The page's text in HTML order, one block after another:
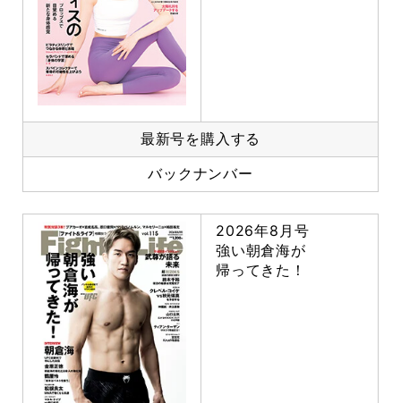
最新号を購入する
バックナンバー
2026年8月号
強い朝倉海が
帰ってきた！